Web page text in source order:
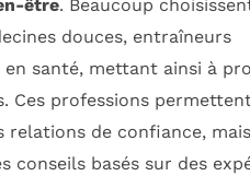
être. Beaucoup
douces, entraîneurs
en santé, mettant ainsi à
Ces professions
relations de confiance, mais
conseils basés sur des